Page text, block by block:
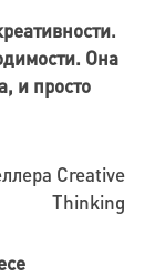
Она
и просто
Creative
Thinking